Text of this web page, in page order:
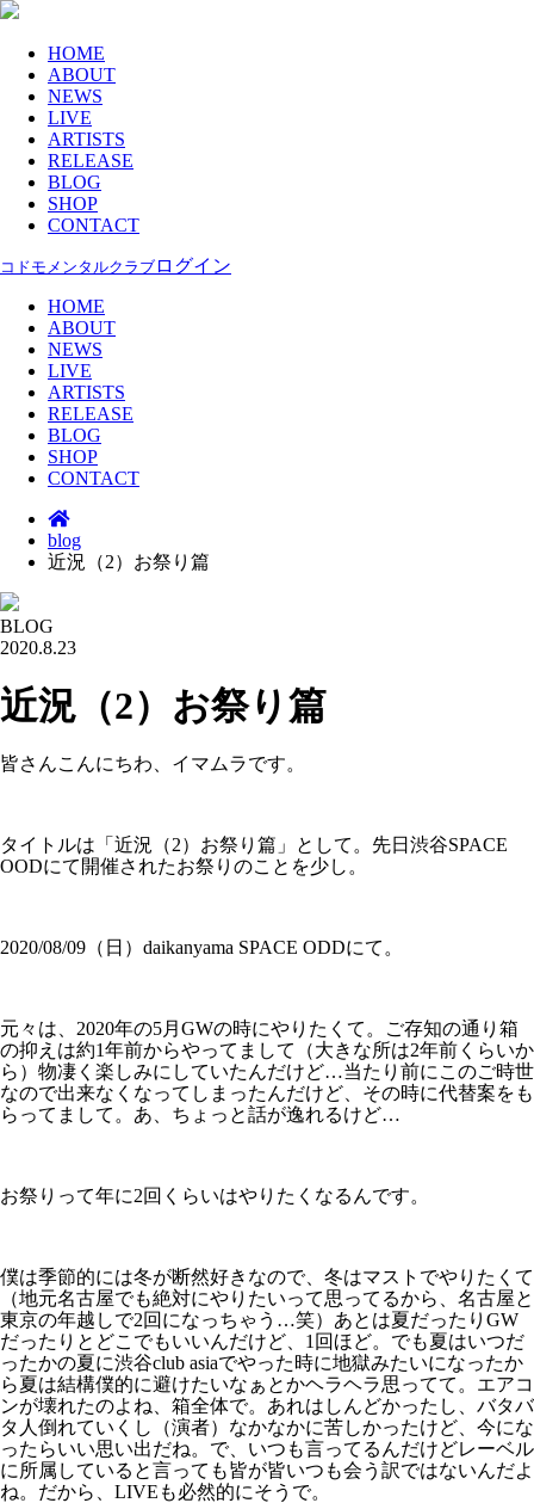
HOME
ABOUT
NEWS
LIVE
ARTISTS
RELEASE
BLOG
SHOP
CONTACT
コドモメンタルクラブ ログイン
HOME
ABOUT
NEWS
LIVE
ARTISTS
RELEASE
BLOG
SHOP
CONTACT
blog
近況（2）お祭り篇
BLOG
2020.8.23
近況（2）お祭り篇
皆さんこんにちわ、イマムラです。
タイトルは「近況（2）お祭り篇」として。先日渋谷SPACE
OODにて開催されたお祭りのことを少し。
2020/08/09（日）daikanyama SPACE ODDにて。
元々は、2020年の5月GWの時にやりたくて。ご存知の通り箱
の抑えは約1年前からやってまして（大きな所は2年前くらいか
ら）物凄く楽しみにしていたんだけど…当たり前にこのご時世
なので出来なくなってしまったんだけど、その時に代替案をも
らってまして。あ、ちょっと話が逸れるけど…
お祭りって年に2回くらいはやりたくなるんです。
僕は季節的には冬が断然好きなので、冬はマストでやりたくて
（地元名古屋でも絶対にやりたいって思ってるから、名古屋と
東京の年越しで2回になっちゃう…笑）あとは夏だったりGW
だったりとどこでもいいんだけど、1回ほど。でも夏はいつだ
ったかの夏に渋谷club asiaでやった時に地獄みたいになったか
ら夏は結構僕的に避けたいなぁとかヘラヘラ思ってて。エアコ
ンが壊れたのよね、箱全体で。あれはしんどかったし、バタバ
タ人倒れていくし（演者）なかなかに苦しかったけど、今にな
ったらいい思い出だね。で、いつも言ってるんだけどレーベル
に所属していると言っても皆が皆いつも会う訳ではないんだよ
ね。だから、LIVEも必然的にそうで。